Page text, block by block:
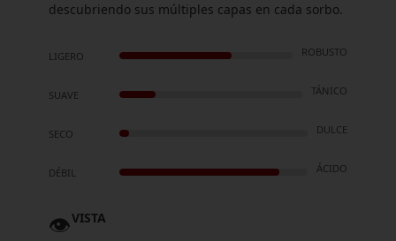
descubriendo sus múltiples capas en cada sorbo.
LIGERO ROBUSTO
SUAVE TÁNICO
SECO DULCE
DÉBIL ÁCIDO
👁️VISTA